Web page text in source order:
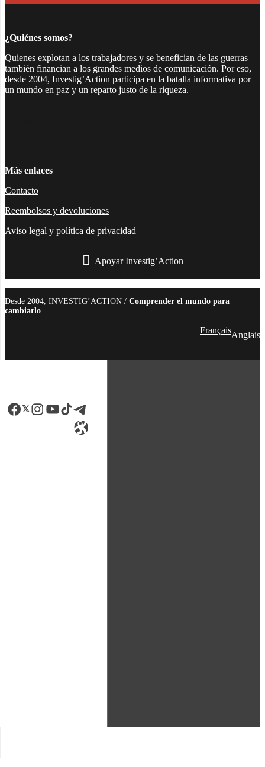
¿Quiénes somos?
Quienes explotan a los trabajadores y se benefician de las guerras
también financian a los grandes medios de comunicación. Por eso,
desde 2004, Investig’Action participa en la batalla informativa por
un mundo en paz y un reparto justo de la riqueza.
Más enlaces
Contacto
Reembolsos y devoluciones
Aviso legal y política de privacidad
Apoyar Investig’Action
Desde 2004, INVESTIG’ACTION / Comprender el mundo para
cambiarlo
FrançaisAnglais
Facebook
LinkedIn
Instagram
YouTube
TikTok
Telegram
Enlace